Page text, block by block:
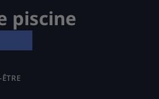
piscine